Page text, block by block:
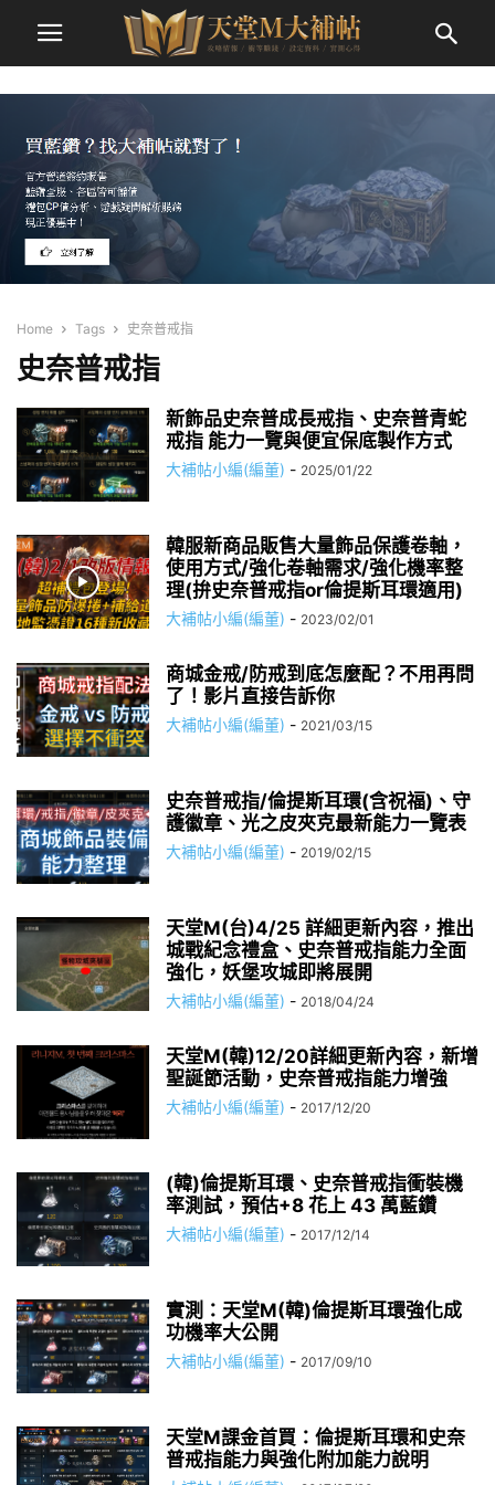
Home Tags 史奈普戒指
史奈普戒指
新飾品史奈普成長戒指、史奈普青蛇
戒指 能力一覽與便宜保底製作方式
大補帖小編(編董) - 2025/01/22
韓服新商品販售大量飾品保護卷軸，
使用方式/強化卷軸需求/強化機率整
理(拚史奈普戒指or倫提斯耳環適用)
大補帖小編(編董) - 2023/02/01
商城金戒/防戒到底怎麼配？不用再問
了！影片直接告訴你
大補帖小編(編董) - 2021/03/15
史奈普戒指/倫提斯耳環(含祝福)、守
護徽章、光之皮夾克最新能力一覽表
大補帖小編(編董) - 2019/02/15
天堂M(台)4/25 詳細更新內容，推出
城戰紀念禮盒、史奈普戒指能力全面
強化，妖堡攻城即將展開
大補帖小編(編董) - 2018/04/24
天堂M(韓)12/20詳細更新內容，新增
聖誕節活動，史奈普戒指能力增強
大補帖小編(編董) - 2017/12/20
(韓)倫提斯耳環、史奈普戒指衝裝機
率測試，預估+8 花上 43 萬藍鑽
大補帖小編(編董) - 2017/12/14
實測：天堂M(韓)倫提斯耳環強化成
功機率大公開
大補帖小編(編董) - 2017/09/10
天堂M課金首買：倫提斯耳環和史奈
普戒指能力與強化附加能力說明